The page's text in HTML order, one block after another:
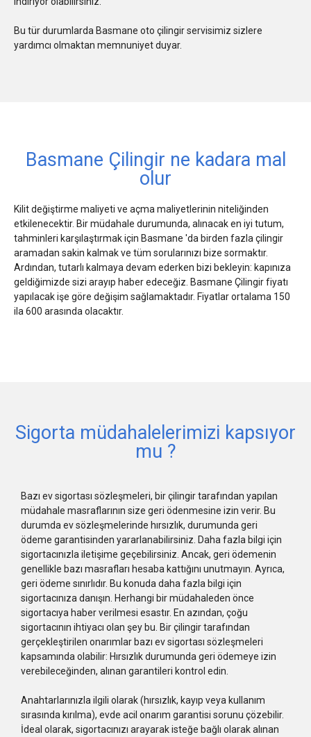
Bu tür durumlarda Basmane oto çilingir servisimiz sizlere
yardımcı olmaktan memnuniyet duyar.
Basmane Çilingir ne kadara mal
olur
Kilit değiştirme maliyeti ve açma maliyetlerinin niteliğinden
etkilenecektir. Bir müdahale durumunda, alınacak en iyi tutum,
tahminleri karşılaştırmak için Basmane 'da birden fazla çilingir
aramadan sakin kalmak ve tüm sorularınızı bize sormaktır.
Ardından, tutarlı kalmaya devam ederken bizi bekleyin: kapınıza
geldiğimizde sizi arayıp haber edeceğiz. Basmane Çilingir fiyatı
yapılacak işe göre değişim sağlamaktadır. Fiyatlar ortalama 150
ila 600 arasında olacaktır.
Sigorta müdahalelerimizi kapsıyor
mu ?
Bazı ev sigortası sözleşmeleri, bir çilingir tarafından yapılan
müdahale masraflarının size geri ödenmesine izin verir. Bu
durumda ev sözleşmelerinde hırsızlık, durumunda geri
ödeme garantisinden yararlanabilirsiniz. Daha fazla bilgi için
sigortacınızla iletişime geçebilirsiniz. Ancak, geri ödemenin
genellikle bazı masrafları hesaba kattığını unutmayın. Ayrıca,
geri ödeme sınırlıdır. Bu konuda daha fazla bilgi için
sigortacınıza danışın. Herhangi bir müdahaleden önce
sigortacıya haber verilmesi esastır. En azından, çoğu
sigortacının ihtiyacı olan şey bu. Bir çilingir tarafından
gerçekleştirilen onarımlar bazı ev sigortası sözleşmeleri
kapsamında olabilir: Hırsızlık durumunda geri ödemeye izin
verebileceğinden, alınan garantileri kontrol edin.
Anahtarlarınızla ilgili olarak (hırsızlık, kayıp veya kullanım
sırasında kırılma), evde acil onarım garantisi sorunu çözebilir.
İdeal olarak, sigortacınızı arayarak isteğe bağlı olarak alınan